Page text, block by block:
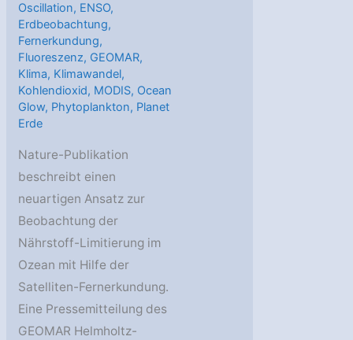
Oscillation, ENSO,
Erdbeobachtung,
Fernerkundung,
Fluoreszenz, GEOMAR,
Klima, Klimawandel,
Kohlendioxid, MODIS, Ocean
Glow, Phytoplankton, Planet
Erde
Nature-Publikation
beschreibt einen
neuartigen Ansatz zur
Beobachtung der
Nährstoff-Limitierung im
Ozean mit Hilfe der
Satelliten-Fernerkundung.
Eine Pressemitteilung des
GEOMAR Helmholtz-